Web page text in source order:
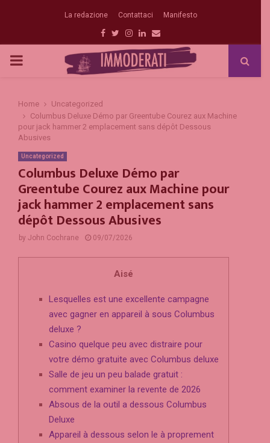
La redazione Contattaci Manifesto
Facebook
Twitter
Instagram
Linkedin
Email
PRIMARY
Home
Uncategorized
Columbus Deluxe Démo par Greentube Courez aux Machine
pour jack hammer 2 emplacement sans dépôt Dessous
Abusives
Uncategorized
Columbus Deluxe Démo par
Greentube Courez aux Machine pour
jack hammer 2 emplacement sans
dépôt Dessous Abusives
by John Cochrane 09/07/2026
Aisé
Lesquelles est une excellente campagne
avec gagner en appareil à sous Columbus
deluxe ?
Casino quelque peu avec distraire pour
votre démo gratuite avec Columbus deluxe
Salle de jeu un peu balade gratuit :
comment examiner la revente de 2026
Absous de la outil a dessous Columbus
Deluxe
Appareil à dessous selon le à proprement